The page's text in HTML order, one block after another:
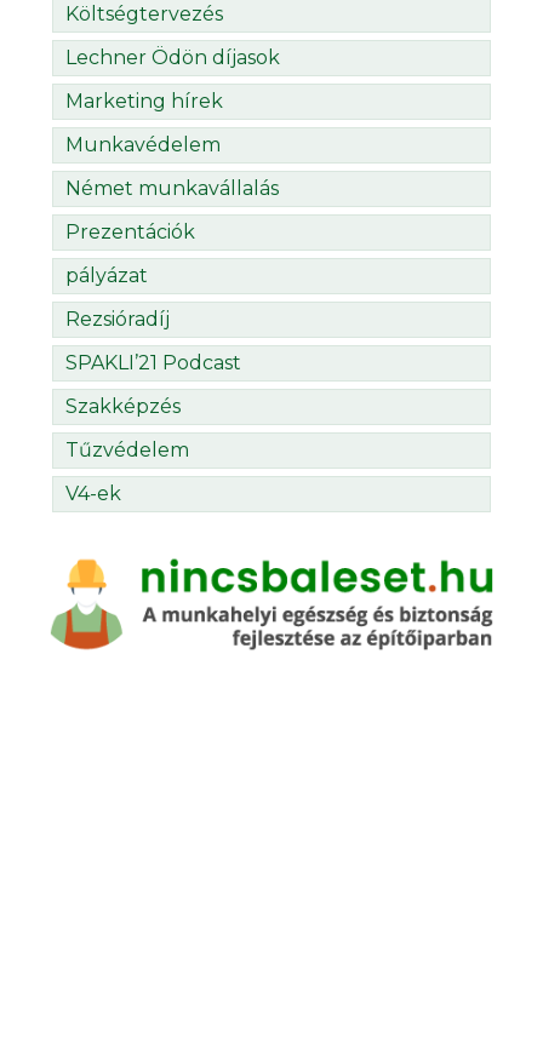
Költségtervezés
Lechner Ödön díjasok
Marketing hírek
Munkavédelem
Német munkavállalás
Prezentációk
pályázat
Rezsióradíj
SPAKLI’21 Podcast
Szakképzés
Tűzvédelem
V4-ek